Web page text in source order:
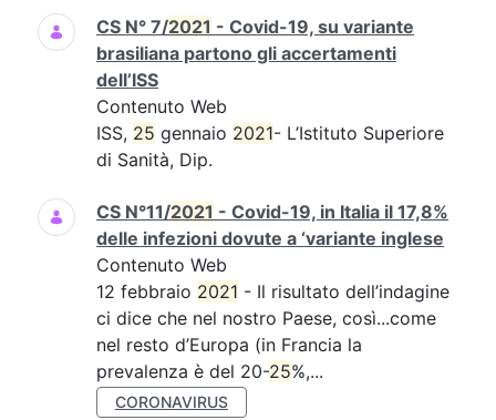
CS N° 7/2021 - Covid-19, su variante
brasiliana partono gli accertamenti
dell’ISS
Contenuto Web
ISS, 25 gennaio 2021- L’Istituto Superiore
di Sanità, Dip.
CS N°11/2021 - Covid-19, in Italia il 17,8%
delle infezioni dovute a ‘variante inglese
Contenuto Web
12 febbraio 2021 - Il risultato dell’indagine
ci dice che nel nostro Paese, così...come
nel resto d’Europa (in Francia la
prevalenza è del 20-25%,...
CORONAVIRUS